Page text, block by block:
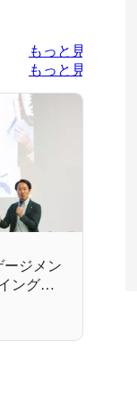
もっと見る
もっと見る
ージメン
ングア